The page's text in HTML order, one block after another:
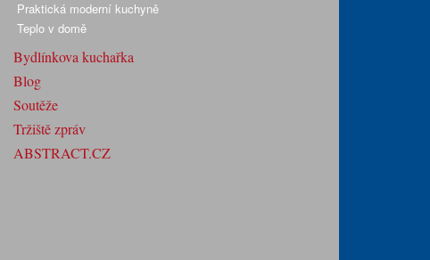
Praktická moderní kuchyně
Teplo v domě
Bydlínkova kuchařka
Blog
Soutěže
Tržiště zpráv
ABSTRACT.CZ